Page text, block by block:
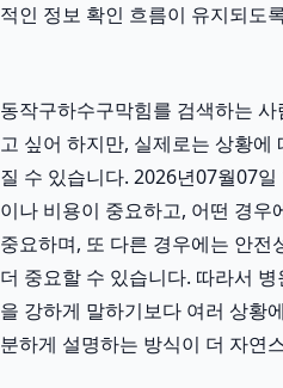
적인 정보 확인 흐름이 유지되도
동작구하수구막힘를 검색하는
고 싶어 하지만, 실제로는 상황
질 수 있습니다. 2026년07월07
이나 비용이 중요하고, 어떤 경
중요하며, 또 다른 경우에는 안전
더 중요할 수 있습니다. 따라서
을 강하게 말하기보다 여러 상황
분하게 설명하는 방식이 더 자연